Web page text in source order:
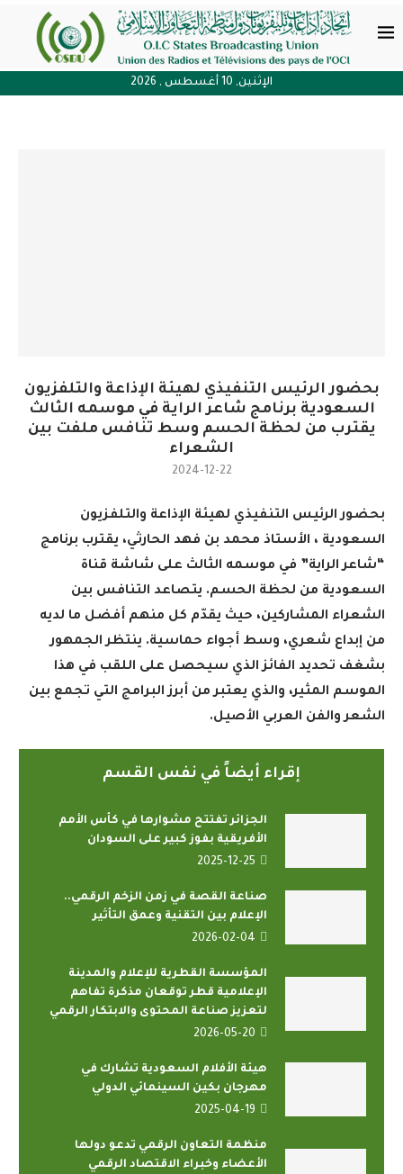
الإثنين, 10 أغسطس , 2026
بحضور الرئيس التنفيذي لهيئة الإذاعة والتلفزيون
السعودية برنامج شاعر الراية في موسمه الثالث
يقترب من لحظة الحسم وسط تنافس ملفت بين
الشعراء
2024-12-22
بحضور الرئيس التنفيذي لهيئة الإذاعة والتلفزيون
السعودية ، الأستاذ محمد بن فهد الحارثي، يقترب برنامج
“شاعر الراية” في موسمه الثالث على شاشة قناة
السعودية من لحظة الحسم. يتصاعد التنافس بين
الشعراء المشاركين، حيث يقدّم كل منهم أفضل ما لديه
من إبداع شعري، وسط أجواء حماسية. ينتظر الجمهور
بشغف تحديد الفائز الذي سيحصل على اللقب في هذا
الموسم المثير، والذي يعتبر من أبرز البرامج التي تجمع بين
الشعر والفن العربي الأصيل.
إقراء أيضاً في نفس القسم
الجزائر تفتتح مشوارها في كأس الأمم
الأفريقية بفوز كبير على السودان
2025-12-25
صناعة القصة في زمن الزخم الرقمي..
الإعلام بين التقنية وعمق التأثير
2026-02-04
المؤسسة القطرية للإعلام والمدينة
الإعلامية قطر توقعان مذكرة تفاهم
لتعزيز صناعة المحتوى والابتكار الرقمي
2026-05-20
هيئة الأفلام السعودية تشارك في
مهرجان بكين السينمائي الدولي
2025-04-19
منظمة التعاون الرقمي تدعو دولها
الأعضاء وخبراء الاقتصاد الرقمي